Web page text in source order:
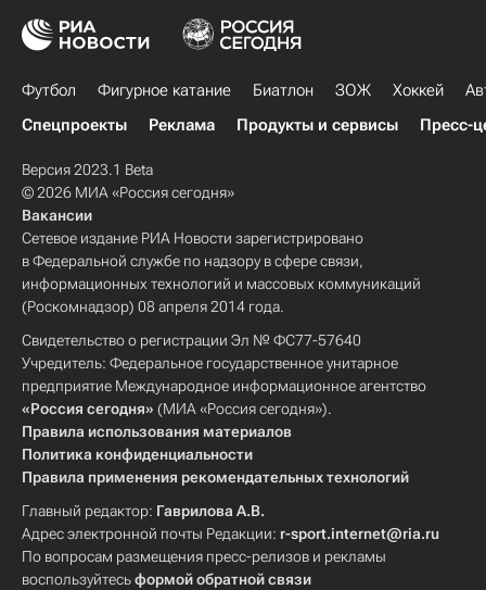
Футбол Фигурное катание Биатлон ЗОЖ Хоккей
Спецпроекты
Реклама Продукты и сервисы Пресс-
Версия 2023.1 Beta
© 2026 МИА «Россия сегодня»
Вакансии
Сетевое издание РИА Новости зарегистрировано
в Федеральной службе по надзору в сфере связи,
информационных технологий и массовых коммуникаций
(Роскомнадзор) 08 апреля 2014 года.
Свидетельство о регистрации Эл № ФС77-57640
Учредитель: Федеральное государственное унитарное
предприятие Международное информационное агентство
«Россия сегодня» (МИА «Россия сегодня»).
Правила использования материалов
Политика конфиденциальности
Правила применения рекомендательных технологий
Главный редактор: Гаврилова А.В.
Адрес электронной почты Редакции: r-sport.internet@ria.ru
По вопросам размещения пресс-релизов и рекламы
воспользуйтесьформой обратной связи